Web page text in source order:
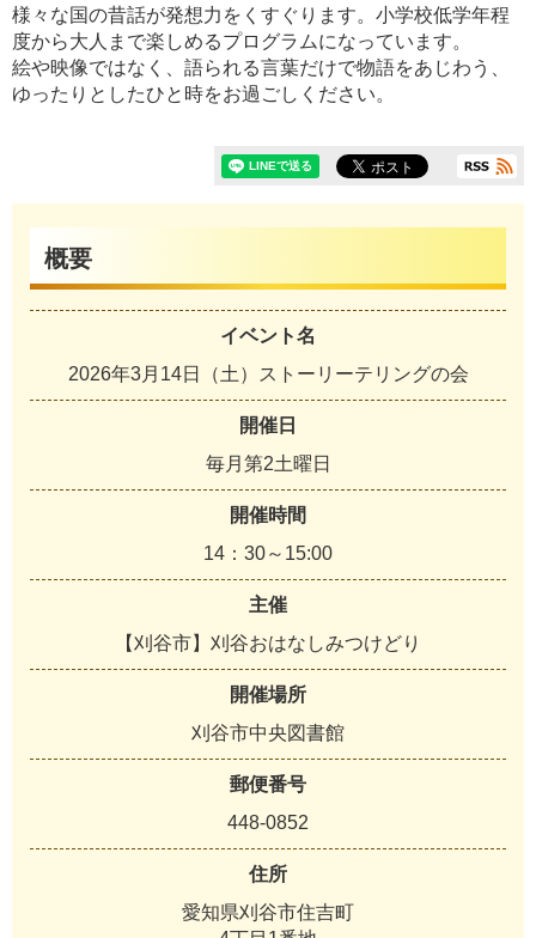
様々な国の昔話が発想力をくすぐります。小学校低学年程
度から大人まで楽しめるプログラムになっています。
絵や映像ではなく、語られる言葉だけで物語をあじわう、
ゆったりとしたひと時をお過ごしください。
概要
イベント名
2026年3月14日（土）ストーリーテリングの会
開催日
毎月第2土曜日
開催時間
14：30～15:00
主催
【刈谷市】刈谷おはなしみつけどり
開催場所
刈谷市中央図書館
郵便番号
448-0852
住所
愛知県刈谷市住吉町